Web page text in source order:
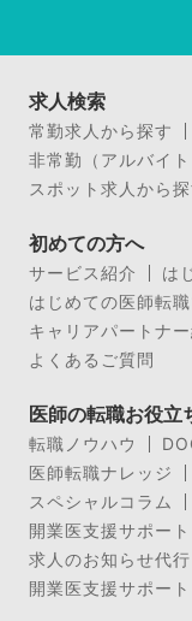
求人検索
常勤求人から探す
非常勤（アルバイ
スポット求人から
初めての方へ
サービス紹介
は
はじめての医師転
キャリアパートナ
よくあるご質問
医師の転職お役立
転職ノウハウ
医師転職ナレッジ
スペシャルコラム
開業医支援サポート
求人のお知らせ代行
開業医支援サポー